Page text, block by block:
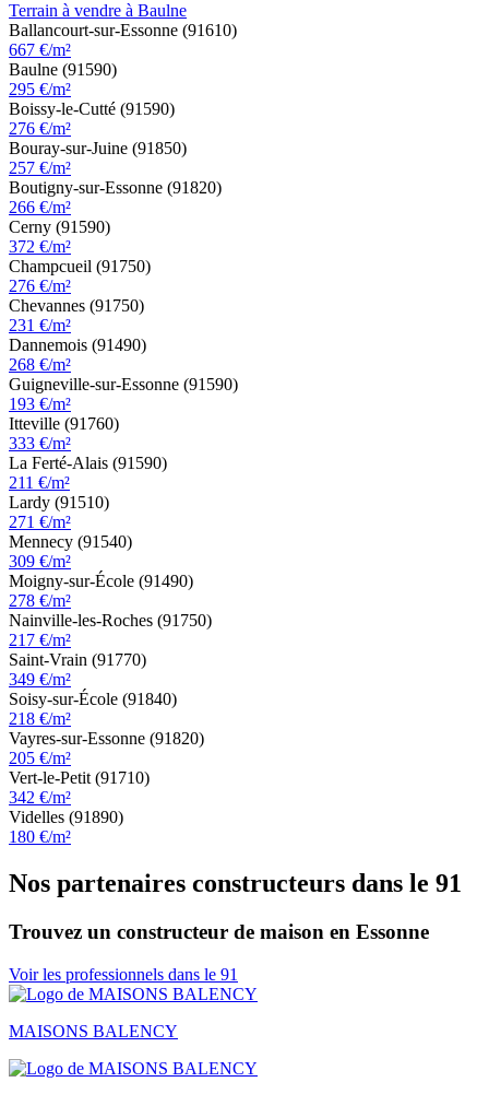
Terrain à vendre à Baulne
Ballancourt-sur-Essonne (91610)
667 €/m²
Baulne (91590)
295 €/m²
Boissy-le-Cutté (91590)
276 €/m²
Bouray-sur-Juine (91850)
257 €/m²
Boutigny-sur-Essonne (91820)
266 €/m²
Cerny (91590)
372 €/m²
Champcueil (91750)
276 €/m²
Chevannes (91750)
231 €/m²
Dannemois (91490)
268 €/m²
Guigneville-sur-Essonne (91590)
193 €/m²
Itteville (91760)
333 €/m²
La Ferté-Alais (91590)
211 €/m²
Lardy (91510)
271 €/m²
Mennecy (91540)
309 €/m²
Moigny-sur-École (91490)
278 €/m²
Nainville-les-Roches (91750)
217 €/m²
Saint-Vrain (91770)
349 €/m²
Soisy-sur-École (91840)
218 €/m²
Vayres-sur-Essonne (91820)
205 €/m²
Vert-le-Petit (91710)
342 €/m²
Videlles (91890)
180 €/m²
Nos partenaires constructeurs dans le 91
Trouvez un constructeur de maison en Essonne
Voir les professionnels dans le 91
MAISONS BALENCY